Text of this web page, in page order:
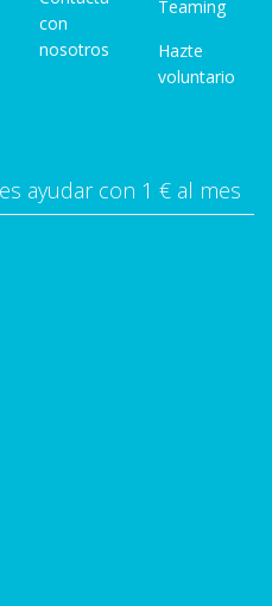
con
nosotros
Teaming
Hazte
voluntario
ayudar con 1 € al mes